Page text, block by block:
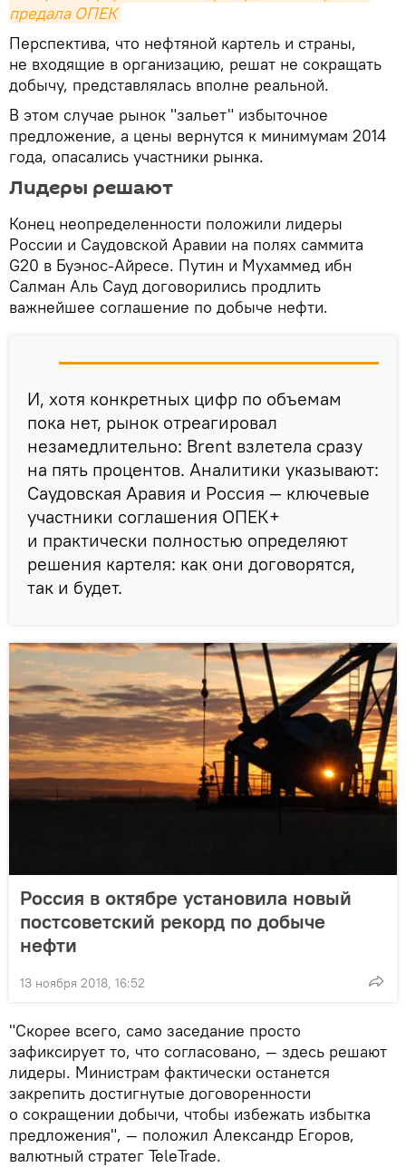
предала ОПЕК
Перспектива, что нефтяной картель и страны,
не входящие в организацию, решат не сокращать
добычу, представлялась вполне реальной.
В этом случае рынок "зальет" избыточное
предложение, а цены вернутся к минимумам 2014
года, опасались участники рынка.
Лидеры решают
Конец неопределенности положили лидеры
России и Саудовской Аравии на полях саммита
G20 в Буэнос-Айресе. Путин и Мухаммед ибн
Салман Аль Сауд договорились продлить
важнейшее соглашение по добыче нефти.
И, хотя конкретных цифр по объемам
пока нет, рынок отреагировал
незамедлительно: Brent взлетела сразу
на пять процентов. Аналитики указывают:
Саудовская Аравия и Россия — ключевые
участники соглашения ОПЕК+
и практически полностью определяют
решения картеля: как они договорятся,
так и будет.
Россия в октябре установила новый
постсоветский рекорд по добыче
нефти
13 ноября 2018, 16:52
"Скорее всего, само заседание просто
зафиксирует то, что согласовано, — здесь решают
лидеры. Министрам фактически останется
закрепить достигнутые договоренности
о сокращении добычи, чтобы избежать избытка
предложения", — положил Александр Егоров,
валютный стратег TeleTrade.